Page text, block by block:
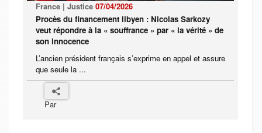
France | Justice 07/04/2026
Procès du financement libyen : Nicolas Sarkozy
veut répondre à la « souffrance » par « la vérité » de
son innocence
L’ancien président français s’exprime en appel et assure
que seule la ...
Par